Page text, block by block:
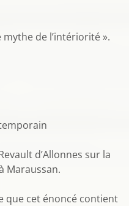
mythe de l’intériorité ».
d’Allonnes sur la
Maraussan.
que cet énoncé contient